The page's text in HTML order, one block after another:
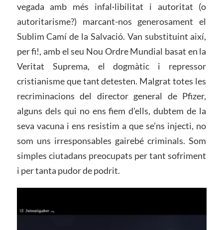
vegada amb més infal·libilitat i autoritat (o
autoritarisme?) marcant-nos generosament el
Sublim Camí de la Salvació. Van substituint així,
per fi!, amb el seu Nou Ordre Mundial basat en la
Veritat Suprema, el dogmàtic i repressor
cristianisme que tant detesten. Malgrat totes les
recriminacions del director general de Pfizer,
alguns dels qui no ens fiem d’ells, dubtem de la
seva vacuna i ens resistim a que se’ns injecti, no
som uns irresponsables gairebé criminals. Som
simples ciutadans preocupats per tant sofriment
i per tanta pudor de podrit.
vídeo